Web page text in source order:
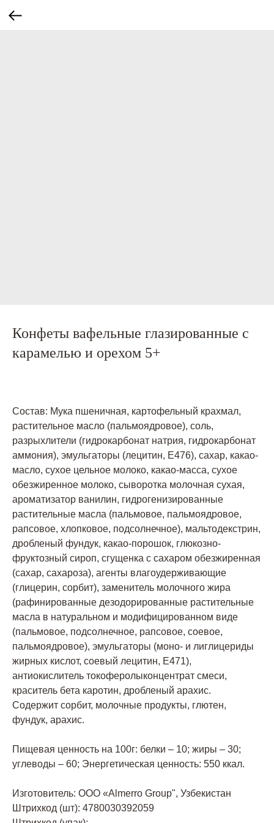
Конфеты вафельные глазированные с
карамелью и орехом 5+
Состав: Мука пшеничная, картофельный крахмал,
растительное масло (пальмоядровое), соль,
разрыхлители (гидрокарбонат натрия, гидрокарбонат
аммония), эмульгаторы (лецитин, Е476), сахар, какао-
масло, сухое цельное молоко, какао-масса, сухое
обезжиренное молоко, сыворотка молочная сухая,
ароматизатор ванилин, гидрогенизированные
растительные масла (пальмовое, пальмоядровое,
рапсовое, хлопковое, подсолнечное), мальтодекстрин,
дробленый фундук, какао-порошок, глюкозно-
фруктозный сироп, сгущенка с сахаром обезжиренная
(сахар, сахароза), агенты влагоудерживающие
(глицерин, сорбит), заменитель молочного жира
(рафинированные дезодорированные растительные
масла в натуральном и модифицированном виде
(пальмовое, подсолнечное, рапсовое, соевое,
пальмоядровое), эмульгаторы (моно- и лиглицериды
жирных кислот, соевый лецитин, Е471),
антиокислитель токоферолыконцентрат смеси,
краситель бета каротин, дробленый арахис.
Содержит сорбит, молочные продукты, глютен,
фундук, арахис.
Пищевая ценность на 100г: белки – 10; жиры – 30;
углеводы – 60; Энергетическая ценность: 550 ккал.
Изготовитель: ООО «Almerro Group", Узбекистан
Штрихкод (шт): 4780030392059